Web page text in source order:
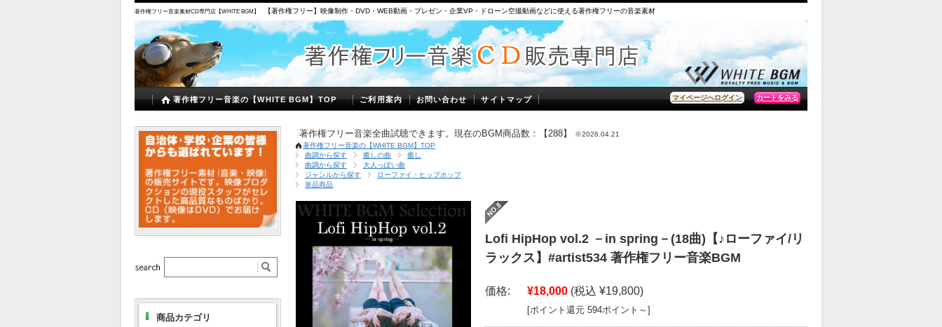
著作権フリー音楽素材CD専門店【WHITE BGM】 【著作権フリー】映像制作・DVD・WEB動画・プレゼン・企業VP・ドローン空撮動画などに使える著作権フリーの音楽素材
マイページへログイン カートをみる
著作権フリー音楽の【WHITE BGM】TOP ご利用案内 お問い合わせ サイトマップ
著作権フリー音楽全曲試聴できます。現在のBGM商品数：【288】
※2026.04.21
著作権フリー音楽の【WHITE BGM】TOP
曲調から探す
癒しの曲
癒し
曲調から探す
大人っぽい曲
ジャンルから探す
ローファイ・ヒップホップ
単品商品
Lofi HipHop vol.2 －in spring－(18曲)【♪ローファイ/リ
ラックス】#artist534 著作権フリー音楽BGM
価格: ¥18,000 (税込 ¥19,800)
[ポイント還元 594ポイント～]
商品カテゴリ